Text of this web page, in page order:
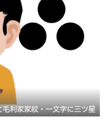
毛利家家紋・一文字に三ツ星